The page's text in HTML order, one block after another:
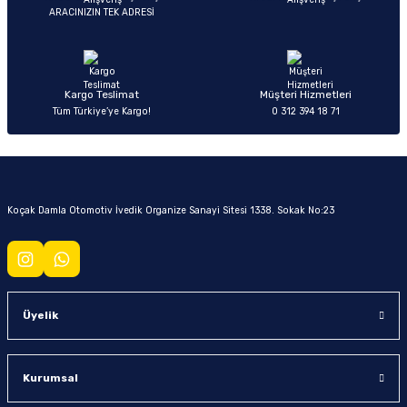
ARACINIZIN TEK ADRESİ
Kargo Teslimat
Tüm Türkiye’ye Kargo!
Müşteri Hizmetleri
0 312 394 18 71
Koçak Damla Otomotiv İvedik Organize Sanayi Sitesi 1338. Sokak No:23
Üyelik
Kurumsal